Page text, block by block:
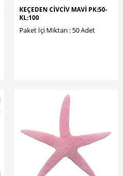
KEÇEDEN CİVCİV MAVİ PK:50-
KL:100
Paket İçi Miktarı : 50 Adet